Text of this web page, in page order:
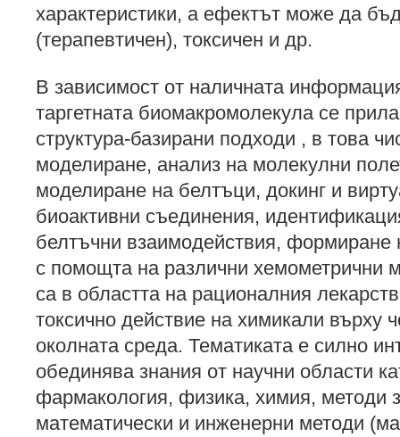
характеристики, а ефектът може да
(терапевтичен), токсичен и др.
В зависимост от наличната
таргетната биомакромолекула се
структура-базирани подходи , в това
моделиране, анализ на молекулни
моделиране на белтъци, докинг и
биоактивни съединения,
белтъчни взаимодействия, формиране
с помощта на различни хемометрични
са в областта на рационалния
токсично действие на химикали върху
околната среда. Тематиката е силно
обединява знания от научни области
фармакология, физика, химия, методи
математически и инженерни методи